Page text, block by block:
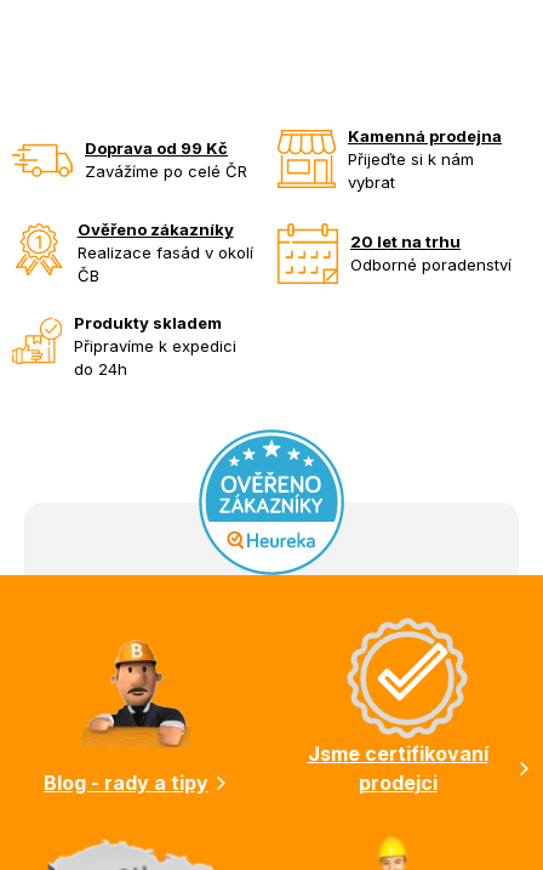
Doprava od 99 Kč
Zavážíme po celé ČR
Kamenná prodejna
Přijeďte si k nám
vybrat
Ověřeno zákazníky
Realizace fasád v okolí
ČB
20 let na trhu
Odborné poradenství
Produkty skladem
Připravíme k expedici
do 24h
Blog - rady a tipy
Jsme certifikovaní
prodejci